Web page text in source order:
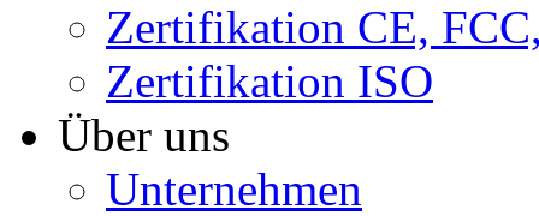
Zertifikation CE,
Zertifikation ISO
Über uns
Unternehmen